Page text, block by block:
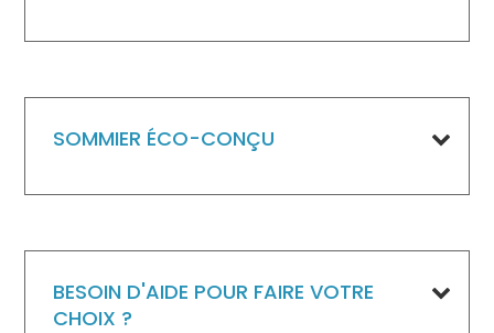
SOMMIER ÉCO-CONÇU
BESOIN D'AIDE POUR FAIRE VOTRE
CHOIX ?